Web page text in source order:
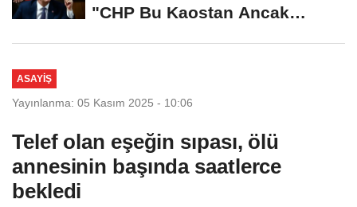
"CHP Bu Kaostan Ancak
ASAYIŞ
Yayınlanma: 05 Kasım 2025 - 10:06
Telef olan eşeğin sıpası, ölü
annesinin başında saatlerce
bekledi